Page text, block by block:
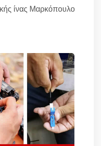
ίνας Μαρκόπουλο